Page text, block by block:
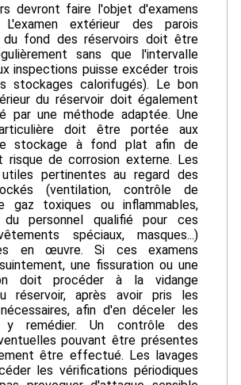
devront faire l'objet d'examens
L'examen extérieur des parois
fond des réservoirs doit être
sans que l'intervalle
inspections puisse excéder trois
stockages calorifugés). Le bon
du réservoir doit également
par une méthode adaptée. Une
doit être portée aux
stockage à fond plat afin de
risque de corrosion externe. Les
pertinentes au regard des
(ventilation, contrôle de
gaz toxiques ou inflammables,
du personnel qualifié pour ces
spéciaux, masques...)
en œuvre. Si ces examens
une fissuration ou une
doit procéder à la vidange
réservoir, après avoir pris les
afin d'en déceler les
remédier. Un contrôle des
pouvant être présentes
être effectué. Les lavages
les vérifications périodiques